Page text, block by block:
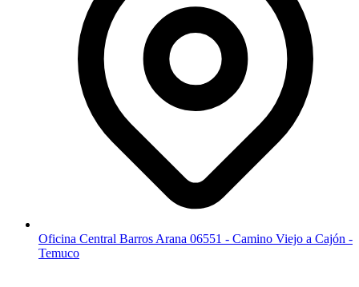
Oficina Central Barros Arana 06551 - Camino Viejo a Cajón -
Temuco